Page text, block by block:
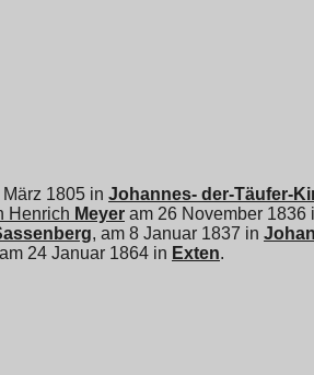
1805 in Johannes- der-Täufer-
Henrich Meyer am 26 November 1836
, am 8 Januar 1837 in
24 Januar 1864 in Exten.